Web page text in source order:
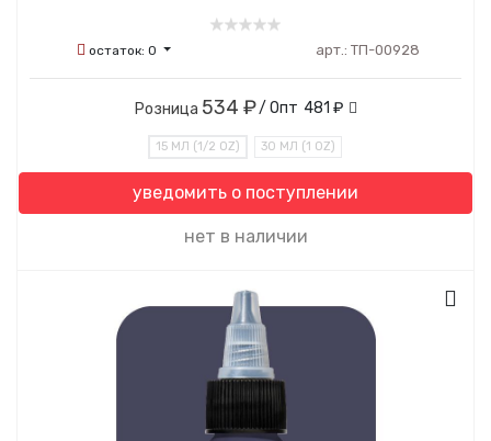
остаток: 0 арт.: ТП-00928
Розница 534 ₽/ Опт 481 ₽
15 МЛ (1/2 OZ) 30 МЛ (1 OZ)
уведомить о поступлении
нет в наличии